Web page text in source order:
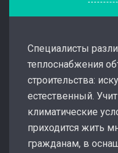
Специалисты
теплоснабжения
строительства:
естественный.
климатические
приходится жить
гражданам, в